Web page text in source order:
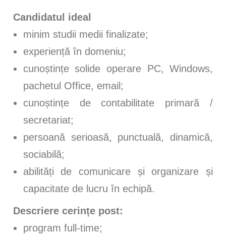
Candidatul ideal
minim studii medii finalizate;
experiență în domeniu;
cunoștințe solide operare PC, Windows,
pachetul Office, email;
cunoștințe de contabilitate primară /
secretariat;
persoană serioasă, punctuală, dinamică,
sociabilă;
abilități de comunicare și organizare și
capacitate de lucru în echipă.
Descriere cerințe post:
program full-time;